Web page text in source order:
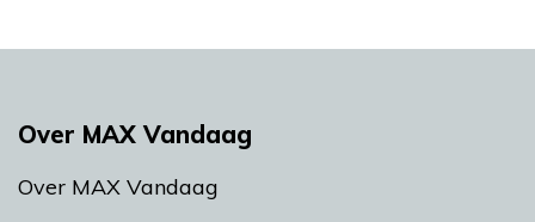
Over MAX Vandaag
Over MAX Vandaag